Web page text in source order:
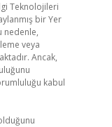
Teknolojileri
bir Yer
nedenle,
veya
Ancak,
kabul